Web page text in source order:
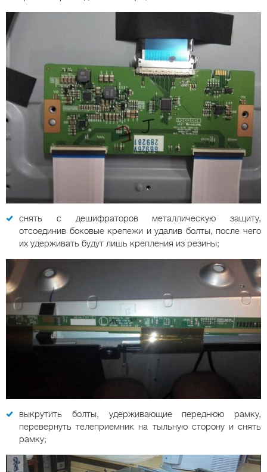
снять с дешифраторов металлическую защиту,
отсоединив боковые крепежи и удалив болты, после чего
их удерживать будут лишь крепления из резины;
выкрутить болты, удерживающие переднюю рамку,
перевернуть телеприемник на тыльную сторону и снять
рамку;